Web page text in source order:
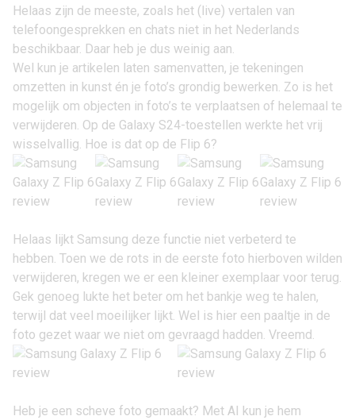
Helaas zijn de meeste, zoals het (live) vertalen van
telefoongesprekken en chats niet in het Nederlands
beschikbaar. Daar heb je dus weinig aan.
Wel kun je artikelen laten samenvatten, je tekeningen
omzetten in kunst én je foto’s grondig bewerken. Zo is het
mogelijk om objecten in foto’s te verplaatsen of helemaal te
verwijderen. Op de Galaxy S24-toestellen werkte het vrij
wisselvallig. Hoe is dat op de Flip 6?
Helaas lijkt Samsung deze functie niet verbeterd te
hebben. Toen we de rots in de eerste foto hierboven wilden
verwijderen, kregen we er een kleiner exemplaar voor terug.
Gek genoeg lukte het beter om het bankje weg te halen,
terwijl dat veel moeilijker lijkt. Wel is hier een paaltje in de
foto gezet waar we niet om gevraagd hadden. Vreemd.
Heb je een scheve foto gemaakt? Met AI kun je hem